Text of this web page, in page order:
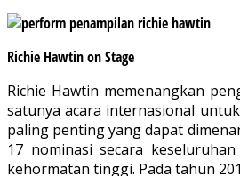
Richie Hawtin on Stage
Richie Hawtin memenangkan
satunya acara internasional
paling penting yang dapat
17 nominasi secara
kehormatan tinggi. Pada tahun